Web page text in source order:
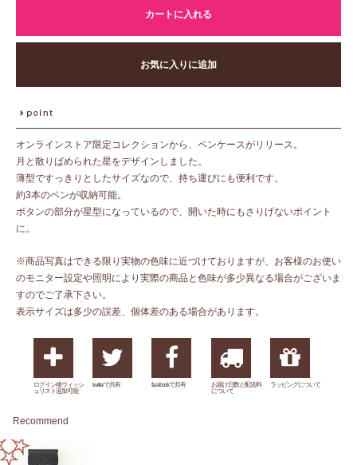
カートに入れる
お気に入りに追加
オンラインストア限定コレクションから、ペンケースがリリース。
月と散りばめられた星をデザインしました。
薄型ですっきりとしたサイズなので、持ち運びにも便利です。
約3本のペンが収納可能。
ボタンの部分が星型になっているので、開いた時にもさりげないポイント
に。
※商品写真はできる限り実物の色味に近づけておりますが、お客様のお使い
のモニター設定や照明により実際の商品と色味が多少異なる場合がございま
すのでご了承下さい。
表示サイズは多少の誤差、個体差のある場合があります。
ログイン後ウィッシ
ュリスト追加可能
twitterで共有 facebookで共有
お届け日数と配送料
について
ラッピングについて
Recommend